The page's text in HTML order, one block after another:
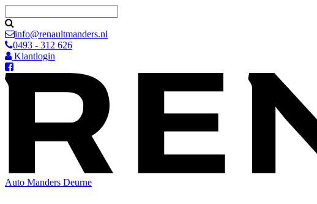
info@renaultmanders.nl
0493 - 312 626
Klantlogin
Auto Manders Deurne